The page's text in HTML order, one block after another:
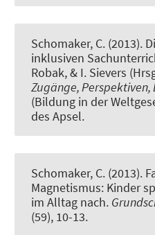
Schomaker, C. (2013).
inklusiven
Robak, & I. Sievers
Zugänge, Perspektiven,
(Bildung in der
des Apsel.
Schomaker, C. (2013).
Magnetismus: Kinder
im Alltag nach.
(59), 10-13.